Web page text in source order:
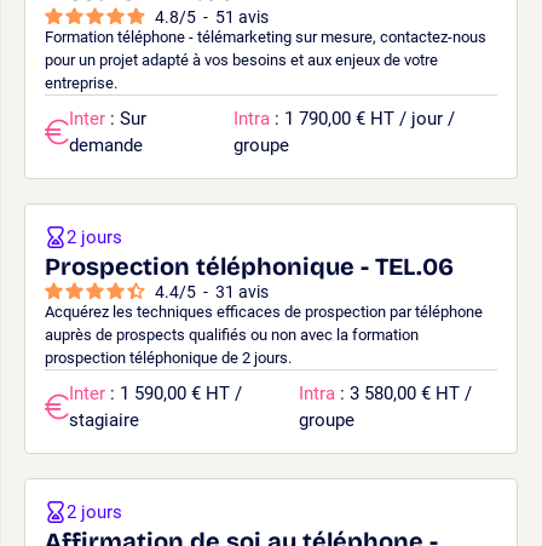
4.8/5 - 51 avis
Formation téléphone - télémarketing sur mesure, contactez-nous
pour un projet adapté à vos besoins et aux enjeux de votre
entreprise.
Inter : Sur
demande
Intra : 1 790,00 € HT / jour /
groupe
Prospection téléphonique - TEL.06
4.4/5 - 31 avis
Acquérez les techniques efficaces de prospection par téléphone
auprès de prospects qualifiés ou non avec la formation
prospection téléphonique de 2 jours.
2 jours
Inter : 1 590,00 € HT /
stagiaire
Intra : 3 580,00 € HT /
groupe
2 jours